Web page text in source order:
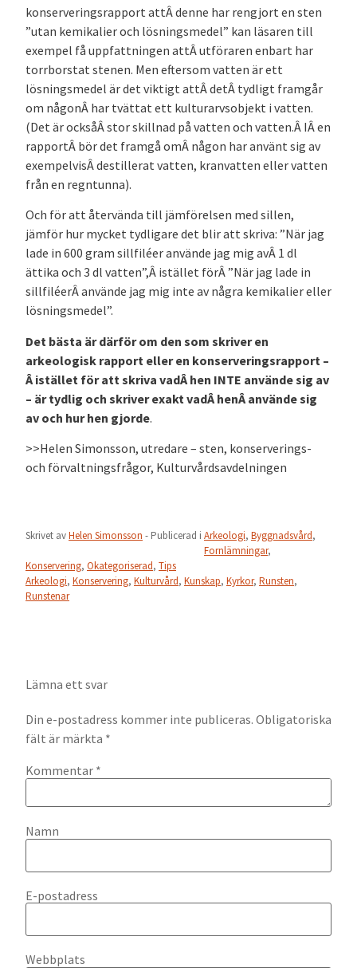
konserveringsrapport attÂ denne har rengjort en sten
”utan kemikalier och lösningsmedel” kan läsaren till
exempel få uppfattningen attÂ utföraren enbart har
torrborstat stenen. Men eftersom vatten är ett
lösningsmedel är det viktigt attÂ detÂ tydligt framgår
om någonÂ har tvättat ett kulturarvsobjekt i vatten.
(Det är ocksåÂ stor skillnad på vatten och vatten.Â IÂ en
rapportÂ bör det framgå omÂ någon har använt sig av
exempelvisÂ destillerat vatten, kranvatten eller vatten
från en regntunna).
Och för att återvända till jämförelsen med sillen,
jämför hur mycket tydligare det blir att skriva: ”När jag
lade in 600 gram sillfiléer använde jag mig avÂ 1 dl
ättika och 3 dl vatten”,Â istället förÂ ”När jag lade in
sillfiléerÂ använde jag mig inte av några kemikalier eller
lösningsmedel”.
Det bästa är därför om den som skriver en
arkeologisk rapport eller en konserveringsrapport –
Â istället för att skriva vadÂ hen INTE använde sig av
– är tydlig och skriver exakt vadÂ henÂ använde sig
av och hur hen gjorde.
>>Helen Simonsson, utredare – sten, konserverings-
och förvaltningsfrågor, Kulturvårdsavdelningen
Skrivet avHelen Simonsson - Publicerad i Arkeologi, Byggnadsvård,
Fornlämningar,
Konservering, Okategoriserad, Tips
Arkeologi, Konservering, Kulturvård, Kunskap, Kyrkor, Runsten,
Runstenar
Lämna ett svar
Din e-postadress kommer inte publiceras. Obligatoriska
fält är märkta *
Kommentar *
Namn
E-postadress
Webbplats